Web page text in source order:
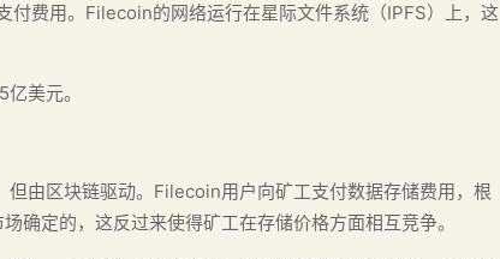
付费用。Filecoin的网络运行在星际文件系统（IPFS）上，这
美元。
由区块链驱动。Filecoin用户向矿工支付数据存储费用，根
确定的，这反过来使得矿工在存储价格方面相互竞争。